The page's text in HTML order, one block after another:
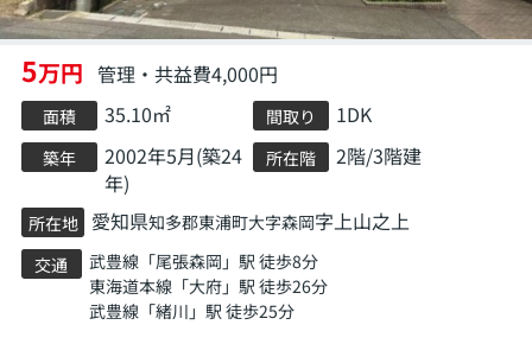
5万円 管理・共益費4,000円
面積 35.10㎡ 間取り 1DK
築年
2002年5月(築24
年)
所在階 2階/3階建
所在地 愛知県知多郡東浦町大字森岡字上山之上
交通 武豊線 「尾張森岡 」駅 徒歩8分
東海道本線 「大府」駅 徒歩26分
武豊線 「緒川 」駅 徒歩25分